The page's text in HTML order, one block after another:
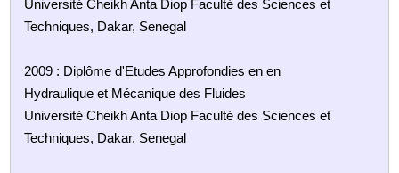
Université Cheikh Anta Diop Faculté des Sciences et
Techniques, Dakar, Senegal
2009 : Diplôme d'Etudes Approfondies en en
Hydraulique et Mécanique des Fluides
Université Cheikh Anta Diop Faculté des Sciences et
Techniques, Dakar, Senegal